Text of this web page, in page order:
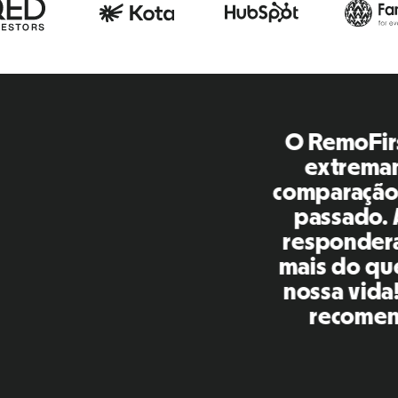
é uma plataforma incrível,
amigável e fácil de usar
com outras ferramentas que
A Inna e a equipe foram
às minhas perguntas de
do que oportuna, além de facilitar
vida! Ótimas pessoas e plataforma,
para minha rede de